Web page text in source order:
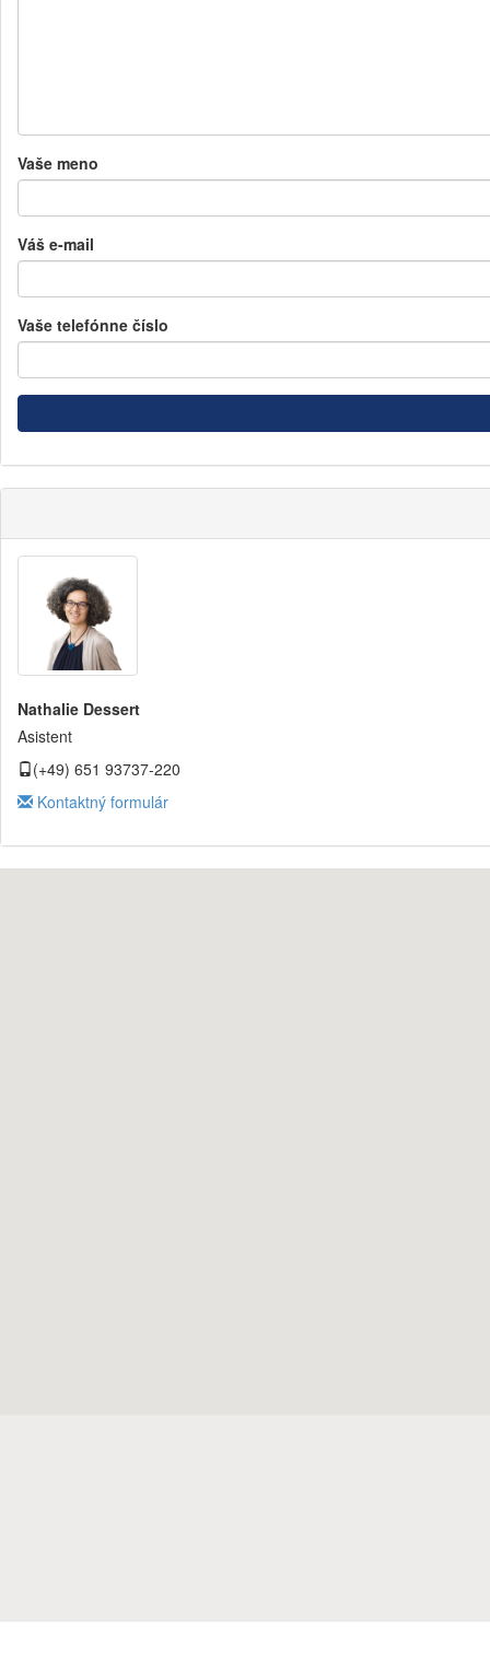
Vaše meno
Váš e-mail
Vaše telefónne číslo
Nathalie Dessert
Asistent
(+49) 651 93737-220
Kontaktný formulár